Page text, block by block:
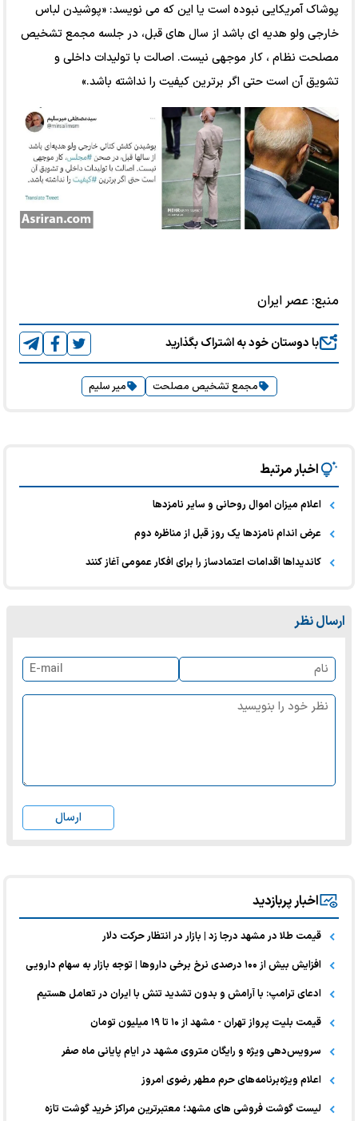
پوشاک آمریکایی نبوده است یا این که می نویسد: «پوشیدن لباس
خارجی ولو هدیه ای باشد از سال های قبل، در جلسه مجمع تشخیص
مصلحت نظام ، کار موجهی نیست. اصالت با تولیدات داخلی و
تشویق آن است حتی اگر برترین کیفیت را نداشته باشد.»
منبع: عصر ایران
با دوستان خود به اشتراک بگذارید
مجمع تشخیص مصلحت میر سلیم
اخبار مرتبط
اعلام میزان اموال روحانی و سایر نامزدها
عرض اندام نامزدها یک روز قبل از مناظره دوم
کاندیداها اقدامات اعتمادساز را برای افکار عمومی آغاز کنند
ارسال نظر
ارسال
اخبار پربازدید
قیمت طلا در مشهد درجا زد | بازار در انتظار حرکت دلار
افزایش بیش از ۱۰۰ درصدی نرخ برخی داروها | توجه بازار به سهام دارویی
ادعای ترامپ: با آرامش و بدون تشدید تنش با ایران در تعامل هستیم
قیمت بلیت پرواز تهران - مشهد از ۱۰ تا ۱۹ میلیون تومان
سرویس‌دهی ویژه و رایگان متروی مشهد در ایام پایانی ماه صفر
اعلام ویژه‌برنامه‌های حرم مطهر رضوی امروز
لیست گوشت فروشی های مشهد؛ معتبرترین مراکز خرید گوشت تازه